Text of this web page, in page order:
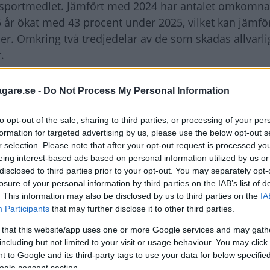
- Do Not Process My Personal Information
opt-out of the sale, sharing to third parties, or processing of your
for targeted advertising by us, please use the below opt-out
selection. Please note that after your opt-out request is processed
interest-based ads based on personal information utilized by us
to third parties prior to your opt-out. You may separately
of your personal information by third parties on the IAB’s list of
This information may also be disclosed by us to third parties on the
Participants that may further disclose it to other third parties.
that this website/app uses one or more Google services and may
but not limited to your visit or usage behaviour. You may
to Google and its third-party tags to use your data for below
consent section.
Jämfört med 2024 har antalet
ökat med 43 procent under 2025, vilket kan
Omkring två tredjedelar av de som skadas
oroande. Forskningen visar att
och frakturer i armarna. Alkohol, brist på hjälm
säger Khabat Amin som är statistiker och
olyckor har ökat rejält i mindre städer, trots att
utvecklingen understryks behovet av riktade